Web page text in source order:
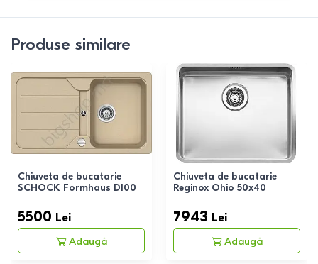
Produse similare
Chiuveta de bucatarie
SCHOCK Formhaus D100
5500 Lei
Adaugă
Chiuveta de bucatarie
Reginox Ohio 50x40
7943 Lei
Adaugă